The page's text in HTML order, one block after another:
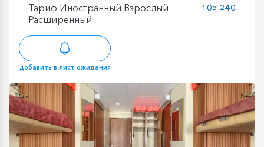
Тариф Иностранный Взрослый
Расширенный
105 240
добавить в лист ожидания